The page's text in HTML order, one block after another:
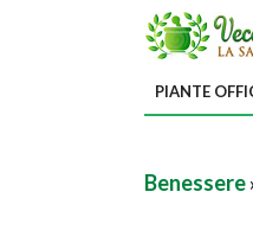
PIANTE
Benessere